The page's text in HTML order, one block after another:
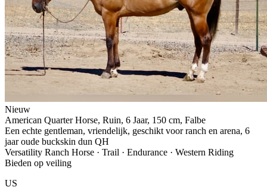
Nieuw
American Quarter Horse, Ruin, 6 Jaar, 150 cm, Falbe
Een echte gentleman, vriendelijk, geschikt voor ranch en arena, 6
jaar oude buckskin dun QH
Versatility Ranch Horse · Trail · Endurance · Western Riding
Bieden op veiling
US